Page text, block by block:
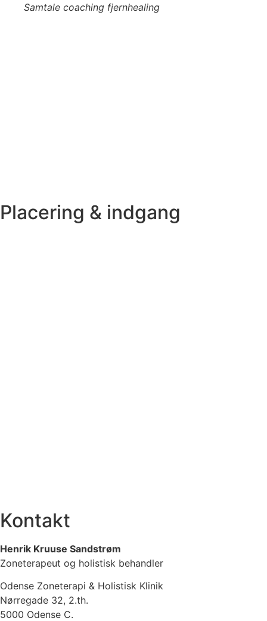
Samtale coaching fjernhealing
Placering & indgang
Kontakt
Henrik Kruuse Sandstrøm
Zoneterapeut og holistisk behandler
Odense Zoneterapi & Holistisk Klinik
Nørregade 32, 2.th.
5000 Odense C.